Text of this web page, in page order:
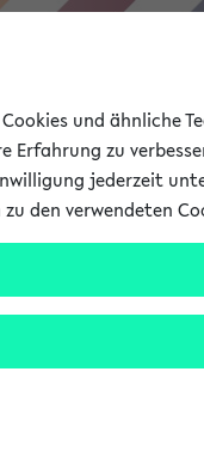
und ähnliche
Erfahrung zu
jederzeit
den verwendeten